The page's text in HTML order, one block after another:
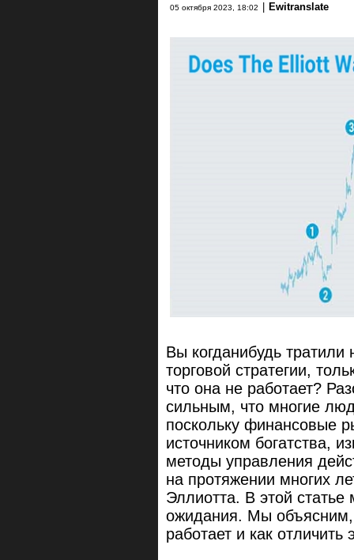
05 октября 2023, 18:02 Ewitranslate
Вы когданибудь
торговой стратегии,
что она не работает?
сильным, что многие
поскольку финансовые
источником богатства,
методы управления
на протяжении многих
Эллиотта. В этой
ожидания. Мы объясним,
работает и как отличить